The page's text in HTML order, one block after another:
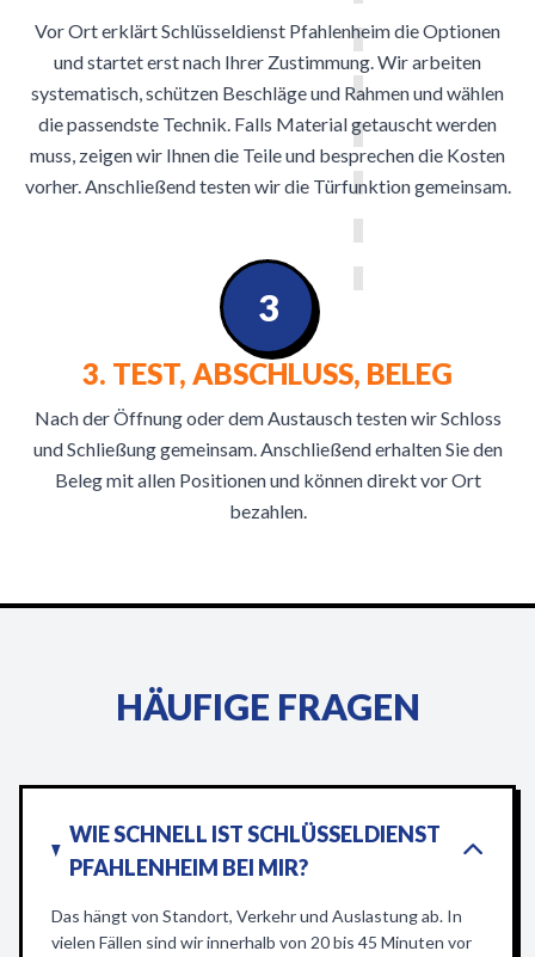
Vor Ort erklärt Schlüsseldienst Pfahlenheim die Optionen
und startet erst nach Ihrer Zustimmung. Wir arbeiten
systematisch, schützen Beschläge und Rahmen und wählen
die passendste Technik. Falls Material getauscht werden
muss, zeigen wir Ihnen die Teile und besprechen die Kosten
vorher. Anschließend testen wir die Türfunktion gemeinsam.
3. TEST, ABSCHLUSS, BELEG
Nach der Öffnung oder dem Austausch testen wir Schloss
und Schließung gemeinsam. Anschließend erhalten Sie den
Beleg mit allen Positionen und können direkt vor Ort
bezahlen.
3
HÄUFIGE FRAGEN
WIE SCHNELL IST SCHLÜSSELDIENST
PFAHLENHEIM BEI MIR?
Das hängt von Standort, Verkehr und Auslastung ab. In
vielen Fällen sind wir innerhalb von 20 bis 45 Minuten vor